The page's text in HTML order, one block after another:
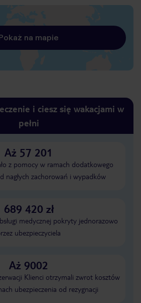
na mapie
i ciesz się wakacjami w
pełni
Aż 57 201
z pomocy w ramach dodatkowego
nagłych zachorowań i wypadków
689 420 zł
medycznej pokryty jednorazowo
ubezpieczyciela
Aż 9002
Klienci otrzymali zwrot kosztów
ubezpieczenia od rezygnacji